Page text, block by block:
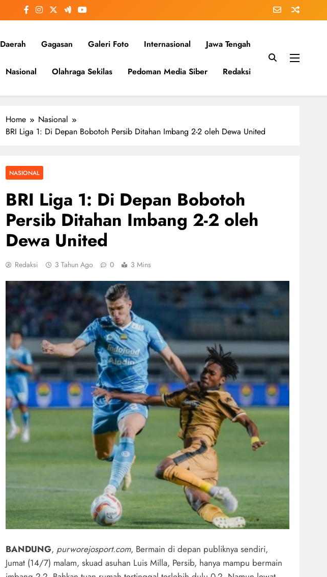
Daerah Gagasan Galeri Foto Internasional Jawa Tengah
Nasional Olahraga Sekilas Pedoman Media Siber Redaksi
Home
Nasional
BRI Liga 1: Di Depan Bobotoh Persib Ditahan Imbang 2-2 oleh Dewa United
NASIONAL
BRI Liga 1: Di Depan Bobotoh
Persib Ditahan Imbang 2-2 oleh
Dewa United
Redaksi 3 Tahun Ago 0 3 Mins
BANDUNG, purworejosport.com, Bermain di depan publiknya sendiri,
Jumat (14/7) malam, skuad asuhan Luis Milla, Persib, hanya mampu bermain